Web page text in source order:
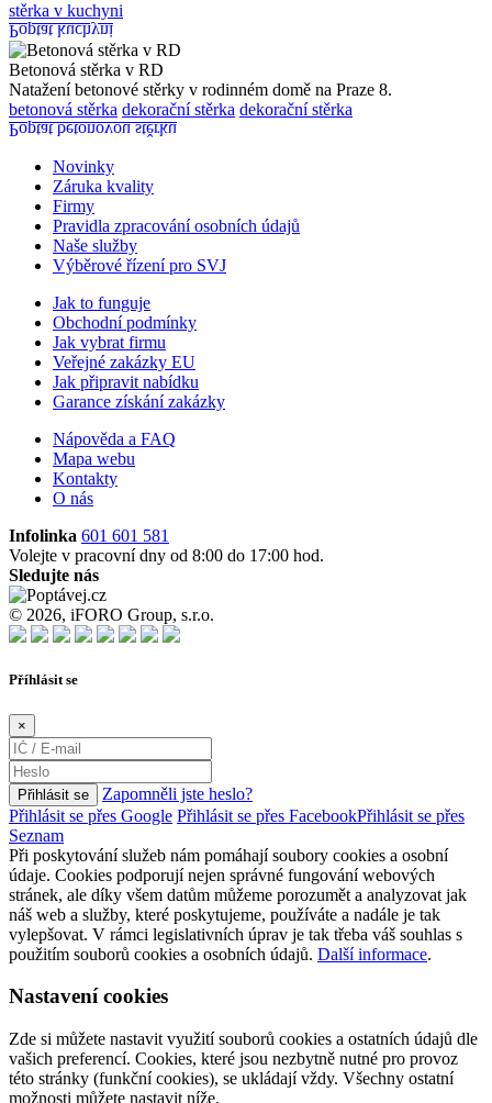
stěrka v kuchyni
Poptat kuchyni
Betonová stěrka v RD
Natažení betonové stěrky v rodinném domě na Praze 8.
betonová stěrka dekorační stěrka dekorační stěrka
Poptat betonovou stěrku
Novinky
Záruka kvality
Firmy
Pravidla zpracování osobních údajů
Naše služby
Výběrové řízení pro SVJ
Jak to funguje
Obchodní podmínky
Jak vybrat firmu
Veřejné zakázky EU
Jak připravit nabídku
Garance získání zakázky
Nápověda a FAQ
Mapa webu
Kontakty
O nás
Infolinka 601 601 581
Volejte v pracovní dny od 8:00 do 17:00 hod.
Sledujte nás
© 2026, iFORO Group, s.r.o.
Příhlásit se
×
Přihlásit se
Zapomněli jste heslo?
Přihlásit se přes Google Přihlásit se přes FacebookPřihlásit se přes
Seznam
Při poskytování služeb nám pomáhají soubory cookies a osobní
údaje. Cookies podporují nejen správné fungování webových
stránek, ale díky všem datům můžeme porozumět a analyzovat jak
náš web a služby, které poskytujeme, používáte a nadále je tak
vylepšovat. V rámci legislativních úprav je tak třeba váš souhlas s
použitím souborů cookies a osobních údajů. Další informace.
Nastavení cookies
Zde si můžete nastavit využití souborů cookies a ostatních údajů dle
vašich preferencí. Cookies, které jsou nezbytně nutné pro provoz
této stránky (funkční cookies), se ukládají vždy. Všechny ostatní
možnosti můžete nastavit níže.